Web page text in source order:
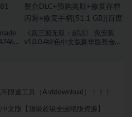
《真三国无双：起源》 免安装
v1.0.0.4绿色中文版豪华版整合
限速工具（Antdownload）！！！
文版【顶级超级全国绝版资源】